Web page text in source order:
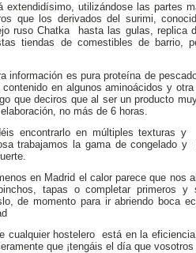
utilizándose las partes
que los derivados del surimi,
ruso Chatka hasta las gulas, replica
tiendas de comestibles de barrio,
información es pura proteína de
en algunos aminoácidos y
que deciros que al ser un producto
no más de 6 horas.
encontrarlo en múltiples texturas y
trabajamos la gama de congelado y
en Madrid el calor parece que nos
tapas o completar primeros y
de momento para ir abriendo boca
cualquier hostelero está en la
que ¡tengáis el día que